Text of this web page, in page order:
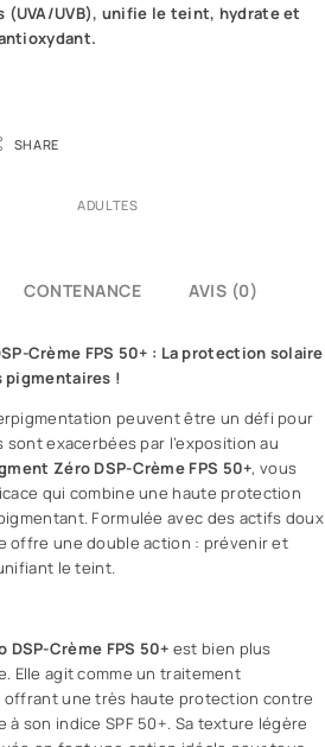
(UVA/UVB), unifie le teint, hydrate et
SHARE
ADULTES
CONTENANCE AVIS (0)
Crème FPS 50+ : La protection solaire
!
peuvent être un défi pour
sont exacerbées par l’exposition au
Zéro DSP-Crème FPS 50+, vous
qui combine une haute protection
Formulée avec des actifs doux
offre une double action : prévenir et
le teint.
DSP-Crème FPS 50+ est bien plus
. Elle agit comme un traitement
une très haute protection contre
à son indice SPF 50+. Sa texture légère